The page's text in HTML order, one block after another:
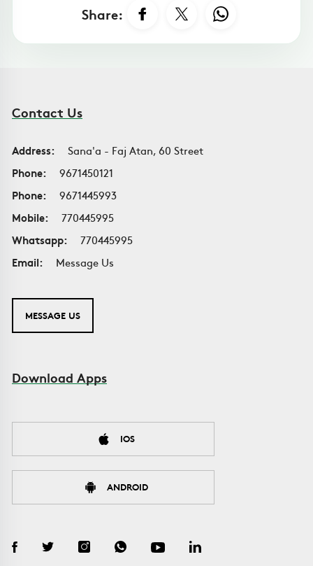
Share:
Contact Us
Address:
Sana'a - Faj Atan, 60 Street
Phone:
9671450121
Phone:
9671445993
Mobile:
770445995
Whatsapp:
770445995
Email:
Message Us
MESSAGE US
Download Apps
IOS
ANDROID